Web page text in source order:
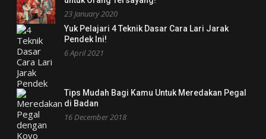
23 January 2020
Yuk Pelajari 4 Teknik Dasar Cara Lari Jarak
Pendek Ini!
6 April 2021
Tips Mudah Bagi Kamu Untuk Meredakan Pegal
di Badan
16 December 2018